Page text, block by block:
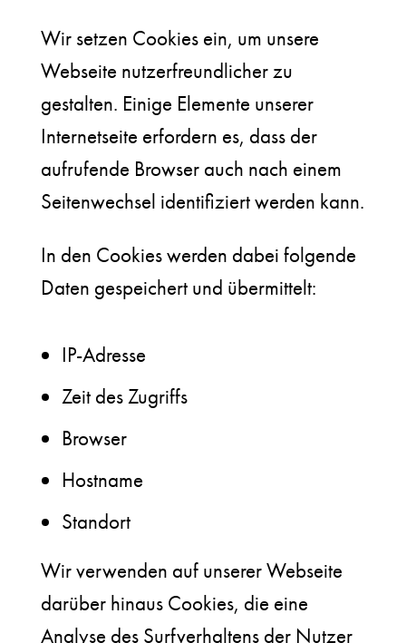
Wir setzen Cookies ein, um unsere
Webseite nutzerfreundlicher zu
gestalten. Einige Elemente unserer
Internetseite erfordern es, dass der
aufrufende Browser auch nach einem
Seitenwechsel identifiziert werden kann.
In den Cookies werden dabei folgende
Daten gespeichert und übermittelt:
IP-Adresse
Zeit des Zugriffs
Browser
Hostname
Standort
Wir verwenden auf unserer Webseite
darüber hinaus Cookies, die eine
Analyse des Surfverhaltens der Nutzer